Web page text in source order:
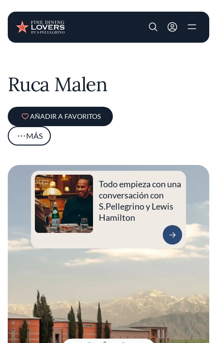
User account
Ruca Malen
AÑADIR A FAVORITOS
MÁS
Todo empieza con una
conversación con
S.Pellegrino y Lewis
Hamilton